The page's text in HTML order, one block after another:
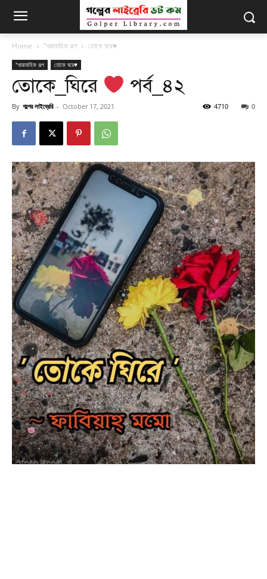
Home "ধারাবাহিক গল্প তোকে ঘরে♥
"ধারাবাহিক গল্প তোকে ঘরে♥
তোকে_ঘিরে পর্ব_৪২
By গল্পের লাইব্রেরি - October 17, 2021 0
4710